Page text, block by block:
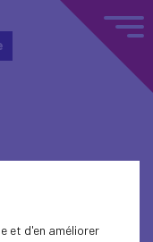
et d'en améliorer